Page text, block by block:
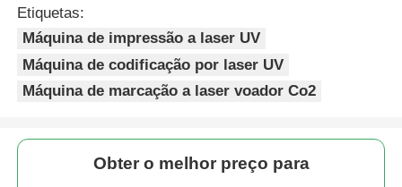
Etiquetas:
Máquina de impressão a laser UV
Máquina de codificação por laser UV
Máquina de marcação a laser voador Co2
Obter o melhor preço para